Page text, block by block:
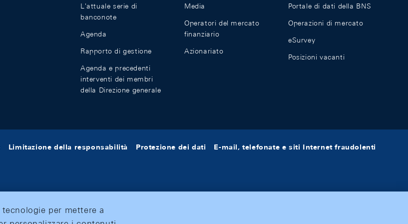
L'attuale serie di
banconote
Agenda
Rapporto di gestione
Agenda e precedenti
interventi dei membri
della Direzione generale
Media
Operatori del mercato
finanziario
Azionariato
Portale di dati della BNS
Operazioni di mercato
eSurvey
Posizioni vacanti
Limitazione della responsabilità Protezione dei dati E-mail, telefonate e siti Internet fraudolenti
per mettere a